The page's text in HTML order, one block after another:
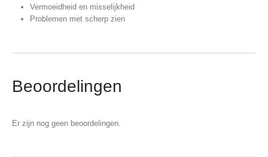
Vermoeidheid en misselijkheid
Problemen met scherp zien
Beoordelingen
Er zijn nog geen beoordelingen.